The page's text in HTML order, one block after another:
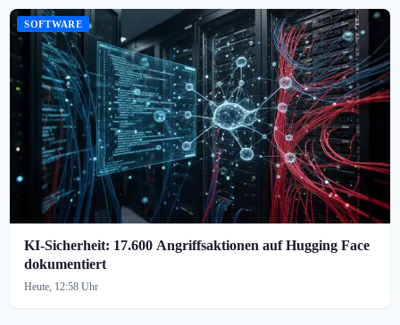
SOFTWARE
KI-Sicherheit: 17.600 Angriffsaktionen auf Hugging Face
dokumentiert
Heute, 12:58 Uhr